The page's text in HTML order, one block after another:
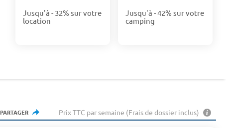
Jusqu'à - 32% sur votre
location
Jusqu'à - 42% sur votre
camping
PARTAGER Prix TTC par semaine (Frais de dossier inclus)